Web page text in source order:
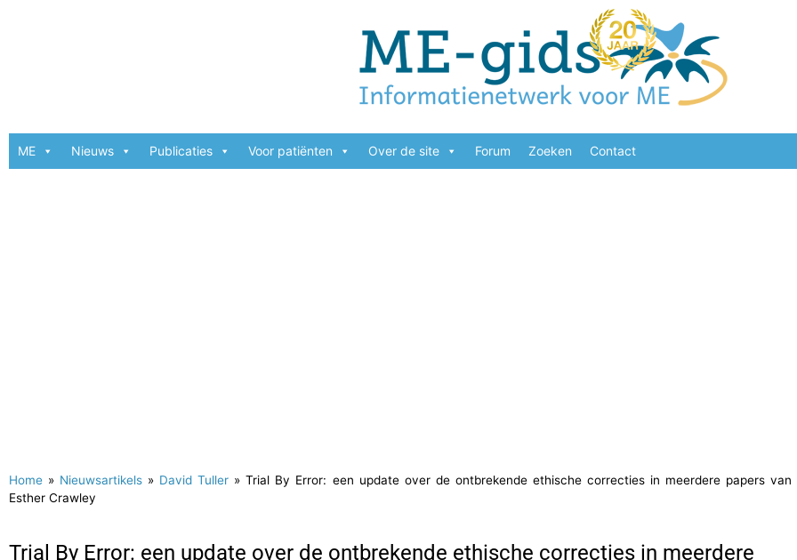
ME Nieuws Publicaties Voor patiënten Over de site Forum Zoeken Contact
Home » Nieuwsartikels » David Tuller »Trial By Error: een update over de ontbrekende ethische correcties in meerdere papers van
Esther Crawley
Trial By Error: een update over de ontbrekende ethische correcties in meerdere